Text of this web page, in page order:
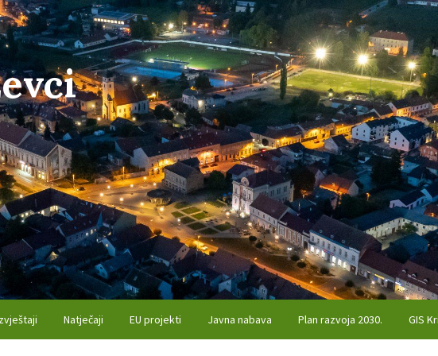
Natječaji EU projekti Javna nabava Plan razvoja 2030. GIS